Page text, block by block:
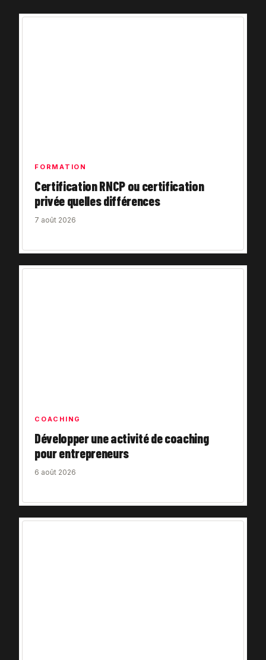
FORMATION
Certification RNCP ou certification
privée quelles différences
7 août 2026
COACHING
Développer une activité de coaching
pour entrepreneurs
6 août 2026